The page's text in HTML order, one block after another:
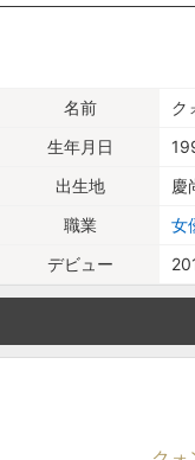
名前
ク
生年月日
出生地
慶
職業
女
デビュー